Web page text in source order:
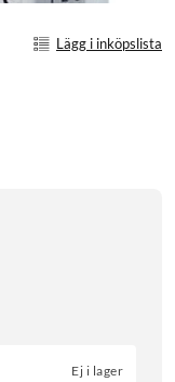
Lägg i inköpslista
Ej i lager